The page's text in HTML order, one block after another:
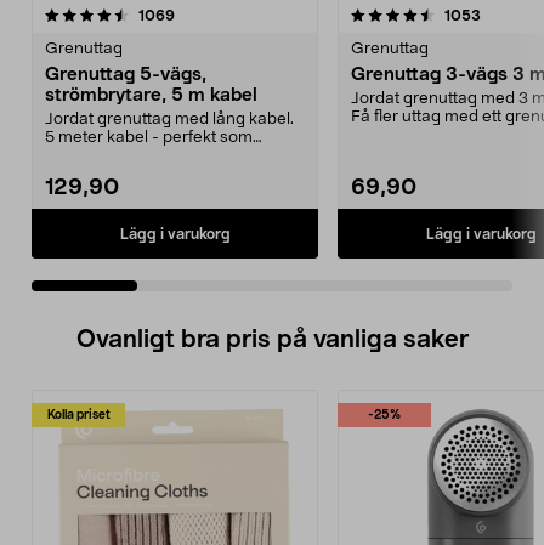
1069recensioner
Grenuttag
Grenuttag 5-vägs,
strömbrytare, 5 m kabel
Jordat grenuttag med lång kabel.
5 meter kabel - perfekt som
129,90
Lägg i varukorg
4.5 av 5 stjärnor 1053
Grenuttag
Grenuttag 3-vägs 3
Jordat grenuttag med 3
Få fler uttag med ett
69,90
Lägg i varukorg
4.5 av 5 stjärnor
Ovanligt bra pris på vanliga saker
Kolla priset -25%